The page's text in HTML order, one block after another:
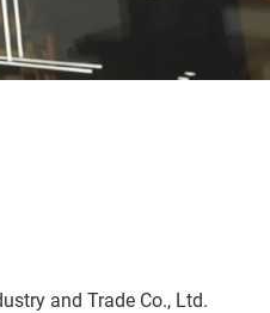
and Trade Co., Ltd.